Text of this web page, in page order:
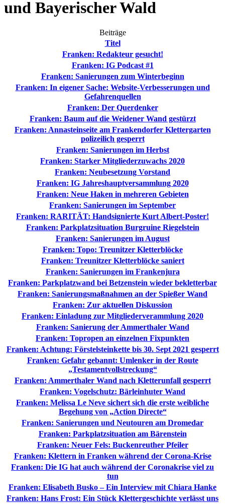
und Bayerischer Wald
Beiträge
Titel
Franken: Redakteur gesucht!
Franken: IG Podcast #1
Franken: Sanierungen zum Winterbeginn
Franken: In eigener Sache: Website-Verbesserungen und
Gefahrenquellen
Franken: Der Querdenker
Franken: Baum auf die Weidener Wand gestürzt
Franken: Annasteinseite am Frankendorfer Klettergarten
polizeilich gesperrt
Franken: Sanierungen im Herbst
Franken: Starker Mitgliederzuwachs 2020
Franken: Neubesetzung Vorstand
Franken: IG Jahreshauptversammlung 2020
Franken: Neue Haken in mehreren Gebieten
Franken: Sanierungen im September
Franken: RARITÄT: Handsignierte Kurt Albert-Poster!
Franken: Parkplatzsituation Burgruine Riegelstein
Franken: Sanierungen im August
Franken: Topo: Treunitzer Kletterblöcke
Franken: Treunitzer Kletterblöcke saniert
Franken: Sanierungen im Frankenjura
Franken: Parkplatzwand bei Betzenstein wieder bekletterbar
Franken: Sanierungsmaßnahmen an der Spießer Wand
Franken: Zur aktuellen Diskussion
Franken: Einladung zur Mitgliederverammlung 2020
Franken: Sanierung der Ammerthaler Wand
Franken: Topropen an einzelnen Fixpunkten
Franken: Achtung: Förstelsteinkette bis 30. Sept 2021 gesperrt
Franken: Gefahr gebannt: Umlenker in der Route
„Testamentvollstreckung“
Franken: Ammerthaler Wand nach Kletterunfall gesperrt
Franken: Vogelschutz: Bärleinhuter Wand
Franken: Melissa Le Neve sichert sich die erste weibliche
Begehung von „Action Directe“
Franken: Sanierungen und Neutouren am Dromedar
Franken: Parkplatzsituation am Bärenstein
Franken: Neuer Fels: Buckenreuther Pfeiler
Franken: Klettern in Franken während der Corona-Krise
Franken: Die IG hat auch während der Coronakrise viel zu
tun
Franken: Elisabeth Busko – Ein Interview mit Chiara Hanke
Franken: Hans Frost: Ein Stück Klettergeschichte verlässt uns